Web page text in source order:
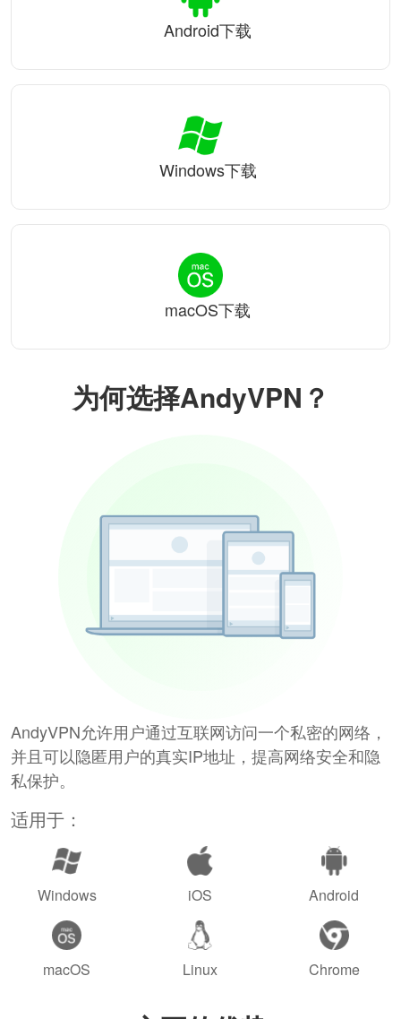
为何选择AndyVPN？
AndyVPN允许用户通过互联网访问一个私密的网络，
并且可以隐匿用户的真实IP地址，提高网络安全和隐
私保护。
适用于：
Windows iOS Android
macOS Linux Chrome
Android下载
Windows下载
macOS下载